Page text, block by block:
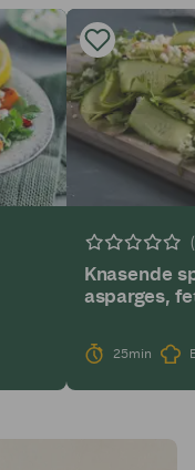
Knasende
asparges,
25min